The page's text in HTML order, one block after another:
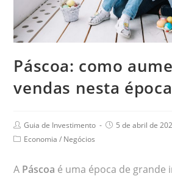
Páscoa: como
vendas nesta
Guia de Investimento
5 de abril de
Economia / Negócios
A Páscoa é uma época de grande